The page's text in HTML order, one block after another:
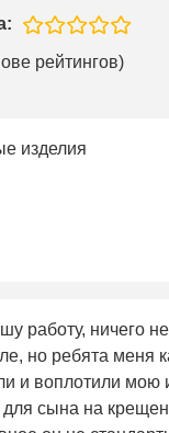
рейтингов)
изделия
работу, ничего
но ребята меня
и воплотили мою
для сына на